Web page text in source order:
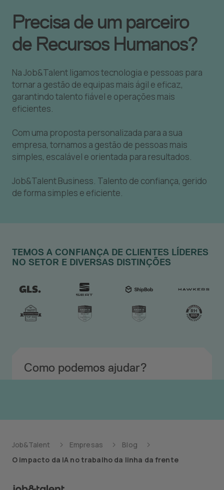
Precisa de um parceiro
de Recursos Humanos?
Na Job&Talent ligamos tecnologia e pessoas para
tornar a gestão de equipas mais ágil e eficaz,
garantindo talento fiável e operações mais
eficientes.
Com uma proposta personalizada para a sua
empresa, tornamos a gestão de pessoas mais
simples, escalável e orientada para resultados.
Job&Talent Business. Talento de confiança, gerido
de forma simples e eficiente.
Como podemos ajudar?
TEMOS A CONFIANÇA DE CLIENTES LÍDERES
NO SETOR E DIVERSAS DISTINÇÕES
Job&Talent Empresas
Blog
O impacto da IA no trabalho da linha da frente